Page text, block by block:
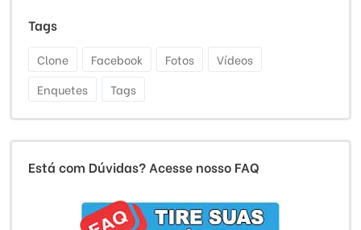
Tags
Clone Facebook Fotos
Vídeos
Enquetes
Tags
Está com Dúvidas? Acesse nosso FAQ